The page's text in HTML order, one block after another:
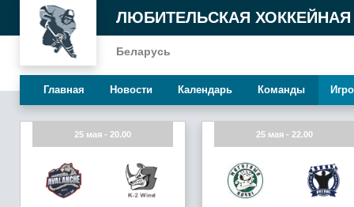
ЛЮБИТЕЛЬСКАЯ ХОККЕЙНАЯ
Беларусь
Главная Новости Календарь Команды
25 мая - 20.00 25 мая - 22.00